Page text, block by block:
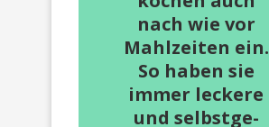
nach wie vor
Mahlzeiten ein.
So haben sie
immer leckere
und selbstge-